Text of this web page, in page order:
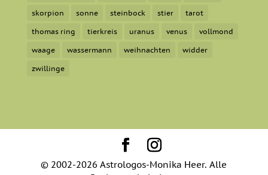
skorpion sonne steinbock stier tarot
thomas ring tierkreis uranus venus vollmond
waage wassermann weihnachten widder
zwillinge
© 2002-2026 Astrologos-Monika Heer. Alle